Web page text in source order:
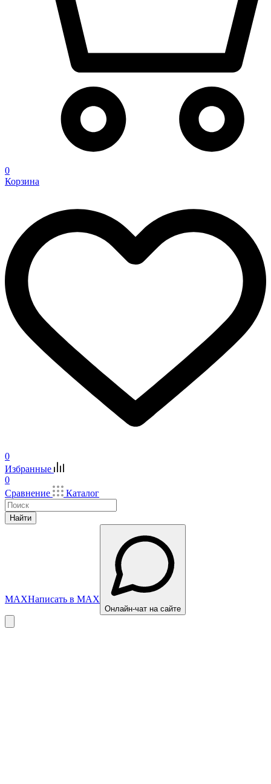
0
Корзина
0
Избранные
0
Сравнение
Каталог
Найти
MAXНаписать в MAX
Онлайн-чат на сайте